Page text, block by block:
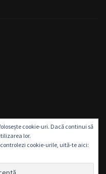
cookie-uri. Dacă continui să
lor.
cookie-urile, uită-te aici: